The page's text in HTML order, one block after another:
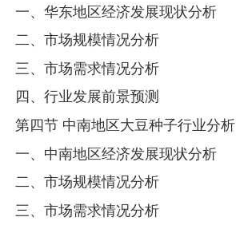
一、华东地区经济发展现状分析
二、市场规模情况分析
三、市场需求情况分析
四、行业发展前景预测
第四节 中南地区大豆种子行业分析
一、中南地区经济发展现状分析
二、市场规模情况分析
三、市场需求情况分析